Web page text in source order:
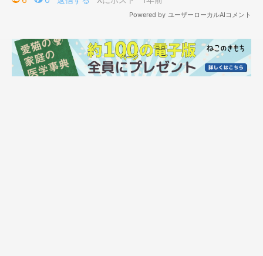
大きくなってからはくわえて投げたり、机の上に運んで落とした
のことでした。